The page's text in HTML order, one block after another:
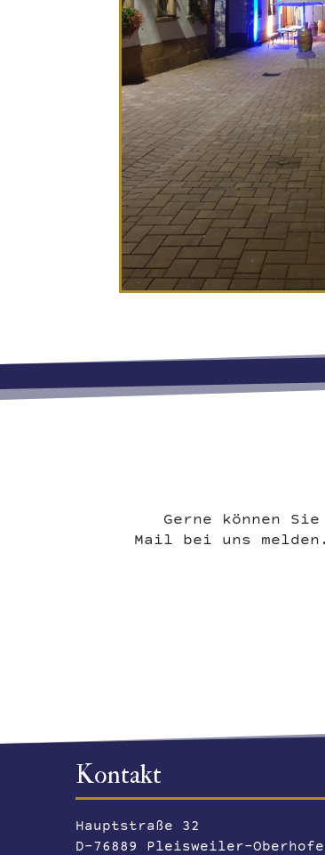
Gerne können
Mail bei uns
Kontakt
Hauptstraße 32
D-76889 Pleisweiler-